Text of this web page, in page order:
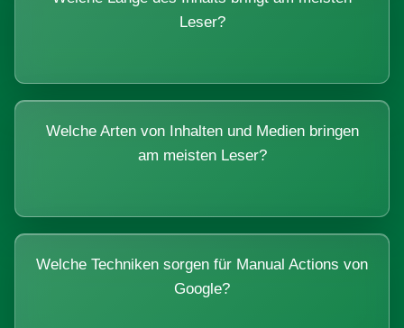
Leser?
Welche Arten von Inhalten und Medien bringen
am meisten Leser?
Welche Techniken sorgen für Manual Actions von
Google?